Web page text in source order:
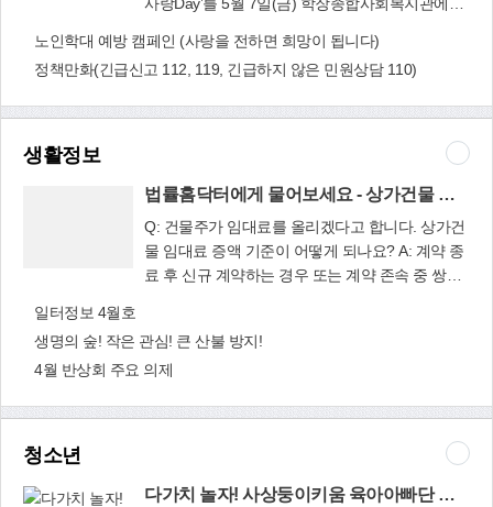
가정방문하여 쓰레기들을 걷어 내고 나니 방의 모
습이 약간씩 보이기 시작했습니다. 혹독한 추위에
전기장판 하나 없이 지내는 모습을 보고 사례관리
사를 제때 챙겨먹지 않아 몸이 많이 마른 A씨를 위
해 월 1회 밑반찬을 지원하고, 쌀과 라면 등 끼니를
게 청소하고 집에 온기가 도니 밖으로만 나돌아 다
A씨는 그동안 단절되었던 식구들과 형제들이 보고
싶다고 합니다. 모든 걸 포기하고 술에만 의지하던
A씨의 생활이 조금씩 변화함을 느낄 수 있는 봄이
확산하는 주례3동 복지팀이 되기 위해 더욱 노력
정복지센터(☎310-3193)
사랑Day’를 5월 7일(금) 학장종합사회복지관에서
무기력증으로 힘든 시간을 보내고 있는 홀로어르
신들에게 5월은 유난히 더 쓸쓸합니다. 학장종합
홀로어르신에게 카네이션과 선물상자를 드리며
따뜻함을 전달하려고 합니다. 취약계층 어르신에
함을 나눠주세요. 학장종합사회복지관(SNS
담당자) 사랑의 짜장면·도시락 나눔 봉사활동 대
한적십자사봉사회 부산지사 감전동봉사회(회장
정정자)는 4월 13일 감전동 행정복지센터에서 ‘사
면 100그릇을 만들어 주셨으며, 적십자는 포장하
고 나눔을 했다. 모라1동봉사회(회장 송순애)는 4
해서 어려운 이웃 112세대에 나눠드렸다. 코로나
19로 함께 모여 식사를 못하니 포장하여 사랑을 나
누었다. 적십자는 희망이요, 나눔입니다.^^ 송
정란(사상구 SNS 서포터즈)
노인학대 예방 캠페인 (사랑을 전하면 희망이 됩니다)
정책만화(긴급신고 112, 119, 긴급하지 않은 민원상담 110)
생활정보
법률홈닥터에게 물어보세요 - 상가건물 임대료 증액 기준
물어보세요 - 상
증액 기준
Q: 건물주가 임대료를 올리겠다고 합니다. 상가건
물 임대료 증액 기준이 어떻게 되나요? A: 계약 종
료 후 신규 계약하는 경우 또는 계약 존속 중 쌍방
2002다23482 판결). 쌍방 합의가 되지 않는 경우
에 임대인 일방의 의사로 월 임대료를 증액하는 경
의 수가 있습니다. ※ 환산보증금(보증금+월차
임×100)이 아래 금액을 초과하는 경우: 당사자는
‘상가건물에 관한 조세, 공과금, 주변 상가건물의
차임 및 보증금, 그 밖의 부담이나 경제사정의 변
일터정보 4월호
생명의 숲! 작은 관심! 큰 산불 방지!
4월 반상회 주요 의제
청소년
다가치 놀자! 사상둥이키움 육아아빠단 운영